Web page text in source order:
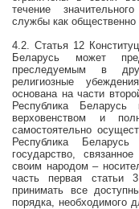
течение
службы как общественно
4.2. Статья 12
Беларусь может
преследуемым в
религиозные
основана на части
Республика Беларусь
верховенством и
самостоятельно
Республика
государство,
своим народом –
часть первая статьи
принимать все
порядка, необходимого